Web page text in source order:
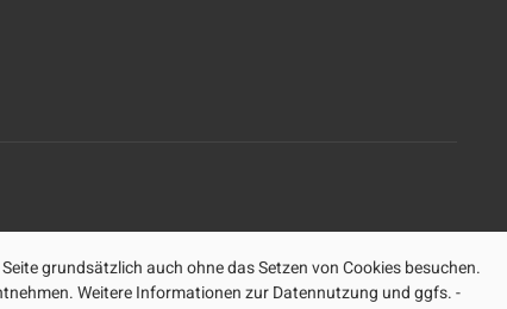
grundsätzlich auch ohne das Setzen von Cookies besuchen.
Weitere Informationen zur Datennutzung und ggfs. -